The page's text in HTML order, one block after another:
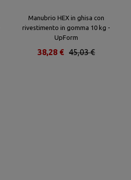
Manubrio HEX in ghisa con
rivestimento in gomma 10 kg -
UpForm
45,03 €
38,28 €